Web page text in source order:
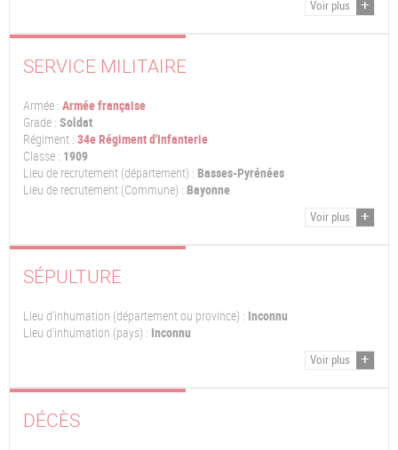
Voir plus
SERVICE MILITAIRE
Armée : Armée française
Grade : Soldat
Régiment : 34e Régiment d'Infanterie
Classe : 1909
Lieu de recrutement (département) : Basses-Pyrénées
Lieu de recrutement (Commune) : Bayonne
Voir plus
SÉPULTURE
Lieu d'inhumation (département ou province) : Inconnu
Lieu d'inhumation (pays) : Inconnu
Voir plus
DÉCÈS